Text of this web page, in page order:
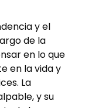
y el
de la
en lo que
en la vida y
La
y su